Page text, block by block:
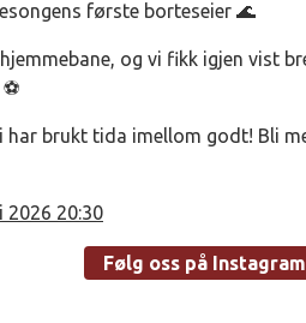
første borteseier 🌊
og vi fikk igjen vist
har brukt tida imellom godt! Bli
2026 20:30
Følg oss på